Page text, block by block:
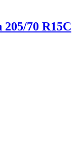
205/70 R15C